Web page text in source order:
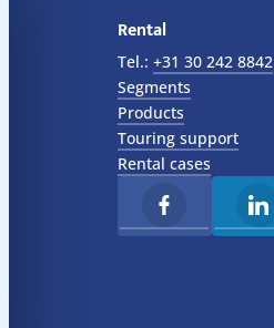
Rental
Tel.: +31 30 242 8842
Segments
Products
Touring support
Rental cases